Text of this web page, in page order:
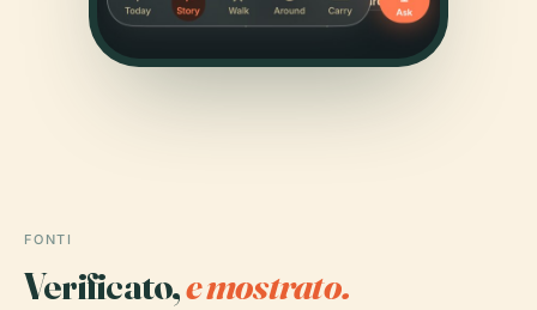
FONTI
Verificato,e mostrato.